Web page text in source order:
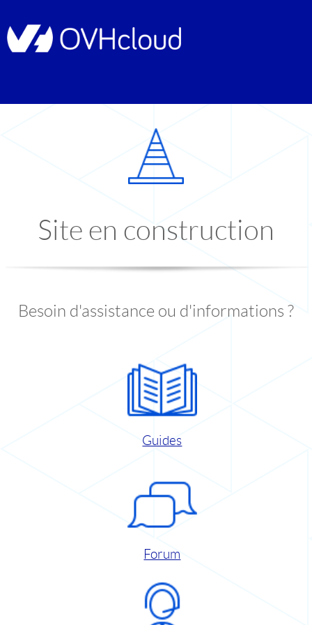
Site en construction
Besoin d'assistance ou d'informations ?
Guides
Forum